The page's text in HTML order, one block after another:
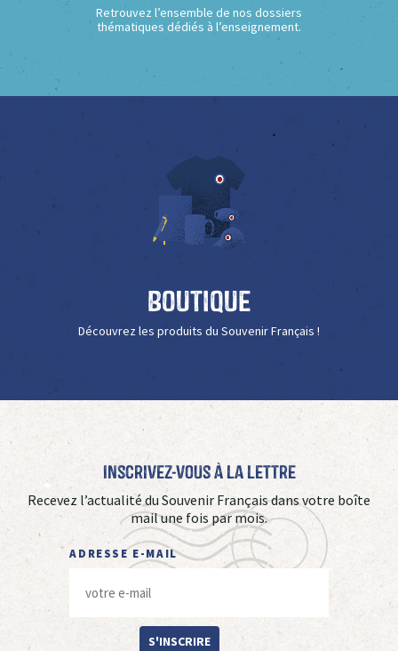
Retrouvez l’ensemble de nos dossiers
thématiques dédiés à l’enseignement.
Boutique
Découvrez les produits du Souvenir Français !
Inscrivez-vous à La Lettre
Recevez l’actualité du Souvenir Français dans votre boîte
mail une fois par mois.
ADRESSE E-MAIL
S'INSCRIRE